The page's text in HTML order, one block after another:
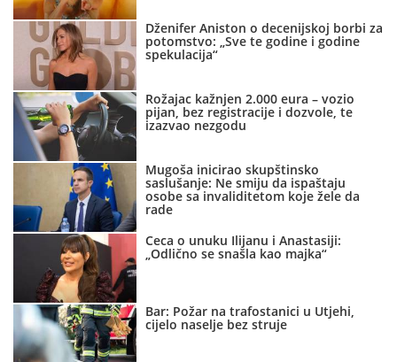
Dženifer Aniston o decenijskoj borbi za
potomstvo: „Sve te godine i godine
spekulacija“
Rožajac kažnjen 2.000 eura – vozio
pijan, bez registracije i dozvole, te
izazvao nezgodu
Mugoša inicirao skupštinsko
saslušanje: Ne smiju da ispaštaju
osobe sa invaliditetom koje žele da
rade
Ceca o unuku Ilijanu i Anastasiji:
„Odlično se snašla kao majka“
Bar: Požar na trafostanici u Utjehi,
cijelo naselje bez struje